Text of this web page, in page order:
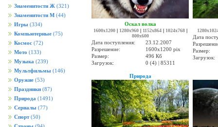
Знаменитости Ж (321)
Знаменитости М (44)
Игры (334)
Компьютерные (75)
Космос (72)
Мото (133)
Музыка (239)
Мультфильмы (146)
Оружие (53)
Праздники (87)
Природа (1491)
Сериалы (77)
Спорт (50)
Оскал волка
1600x1200| 1280x960| 1152x864| 1024x768|
800x600
Дата поступления:
23.12.2007
Разрешение:
1600x1200 pix
Размер:
496 Кб
Загрузок:
0 (4) | 85311
Дата
Размер:
Загрузок:
Природа